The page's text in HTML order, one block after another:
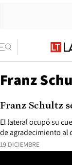
Franz
19 DICIEMBRE
El lateral ocupó su
de agradecimiento al
Franz Schultz